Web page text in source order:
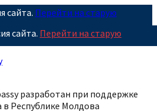
сайта. Перейти на старую
сайта. Перейти на старую
разработан при поддержке
Республике Молдова